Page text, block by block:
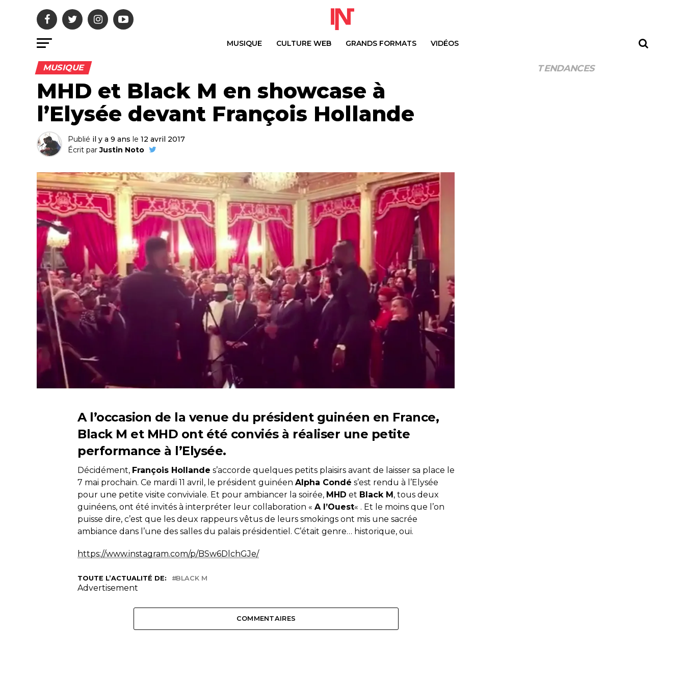
MUSIQUE CULTURE WEB GRANDS FORMATS VIDÉOS
MUSIQUE
MHD et Black M en showcase à
l’Elysée devant François Hollande
Publié il y a 9 ans le 12 avril 2017
Écrit par Justin Noto
A l’occasion de la venue du président guinéen en France,
Black M et MHD ont été conviés à réaliser une petite
performance à l’Elysée.
Décidément, François Hollande s’accorde quelques petits plaisirs avant de laisser sa place le
7 mai prochain. Ce mardi 11 avril, le président guinéen Alpha Condé s’est rendu à l’Elysée
pour une petite visite conviviale. Et pour ambiancer la soirée, MHD et Black M, tous deux
guinéens, ont été invités à interpréter leur collaboration « A l’Ouest« . Et le moins que l’on
puisse dire, c’est que les deux rappeurs vêtus de leurs smokings ont mis une sacrée
ambiance dans l’une des salles du palais présidentiel. C’était genre… historique, oui.
https://www.instagram.com/p/BSw6DlchGJe/
TOUTE L’ACTUALITÉ DE: BLACK M
Advertisement
COMMENTAIRES
TENDANCES